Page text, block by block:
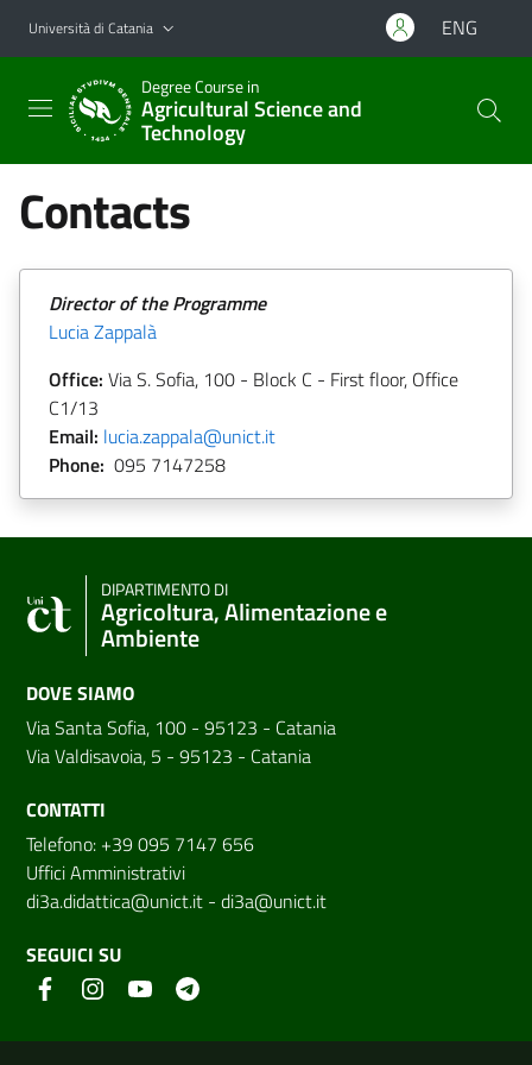
Vai al contenuto principale
Vai al menu di navigazione
Università di Catania ENG
Degree Course in
Agricultural Science and
Technology
Contacts
Director of the Programme
Lucia Zappalà
Office: Via S. Sofia, 100 - Block C - First floor, Office
C1/13
Email: lucia.zappala@unict.it
Phone: 095 7147258
DIPARTIMENTO DI
Agricoltura, Alimentazione e
Ambiente
DOVE SIAMO
Via Santa Sofia, 100 - 95123 - Catania
Via Valdisavoia, 5 - 95123 - Catania
CONTATTI
Telefono: +39 095 7147 656
Uffici Amministrativi
di3a.didattica@unict.it - di3a@unict.it
SEGUICI SU